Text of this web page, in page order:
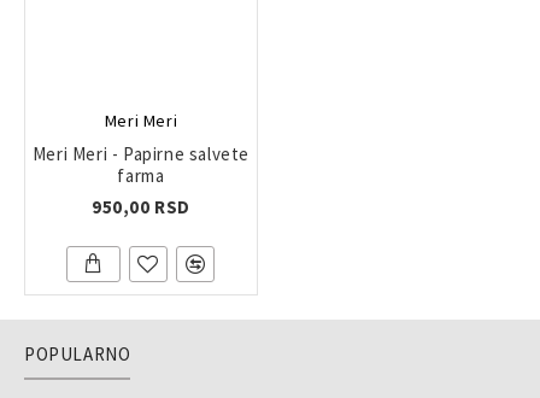
Meri Meri
Meri Meri - Papirne salvete
farma
950,00 RSD
POPULARNO